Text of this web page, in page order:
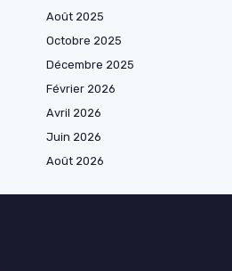
Août 2025
Octobre 2025
Décembre 2025
Février 2026
Avril 2026
Juin 2026
Août 2026